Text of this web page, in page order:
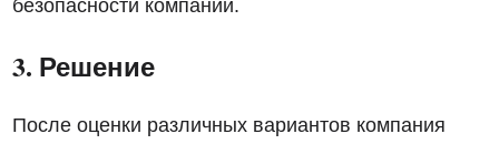
безопасности компании.
3. Решение
После оценки различных вариантов компания